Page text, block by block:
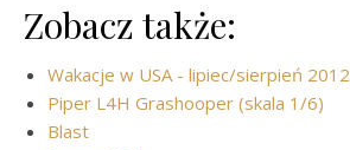
Zobacz także:
Wakacje w USA - lipiec/sierpień 2012
Piper L4H Grashooper (skala 1/6)
Blast